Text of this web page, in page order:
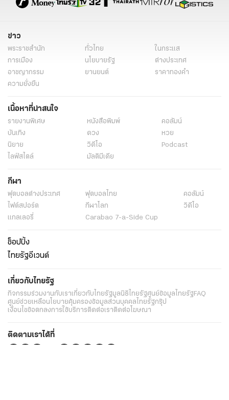
ข่าว
พระราชสำนัก ทั่วไทย
ในกระแส
การเมือง
นโยบายรัฐ
ต่างประเทศ
อาชญากรรม
ยานยนต์
ราคาทองคำ
ความยั่งยืน
เนื้อหาที่น่าสนใจ
รายงานพิเศษ หนังสือพิมพ์
คอลัมน์
บันเทิง
ดวง
หวย
นิยาย
วิดีโอ
Podcast
ไลฟ์สไตล์
มัลติมีเดีย
กีฬา
ฟุตบอลต่่างประเทศ ฟุตบอลไทย
คอลัมน์
ไฟต์สปอร์ต
กีฬาโลก
วิดีโอ
แกลเลอรี่
Carabao 7-a-Side Cup
ช็อปปิ้ง
ไทยรัฐอีเวนต์
เกี่ยวกับไทยรัฐ
กิจกรรมร่วมงานกับเราเกี่ยวกับไทยรัฐมูลนิธิไทยรัฐศูนย์ข้อมูลไทยรัฐFAQ
ศูนย์ช่วยเหลือนโยบายคุ้มครองข้อมูลส่วนบุคคลไทยรัฐกรุ๊ป
เงื่อนไขข้อตกลงการใช้บริการติดต่อเราติดต่อโฆษณา
ติดตามเราได้ที่